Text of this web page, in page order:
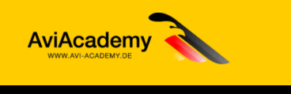
springen